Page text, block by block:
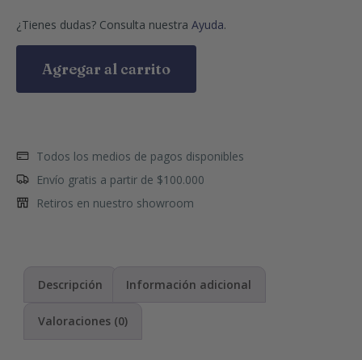
¿Tienes dudas? Consulta nuestra Ayuda.
Agregar al carrito
Todos los medios de pagos disponibles
Envío gratis a partir de $100.000
Retiros en nuestro showroom
Descripción Información adicional
Valoraciones (0)